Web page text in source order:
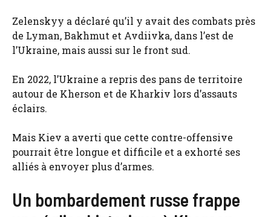
Zelenskyy a déclaré qu’il y avait des combats près
de Lyman, Bakhmut et Avdiivka, dans l’est de
l’Ukraine, mais aussi sur le front sud.
En 2022, l’Ukraine a repris des pans de territoire
autour de Kherson et de Kharkiv lors d’assauts
éclairs.
Mais Kiev a averti que cette contre-offensive
pourrait être longue et difficile et a exhorté ses
alliés à envoyer plus d’armes.
Un bombardement russe frappe